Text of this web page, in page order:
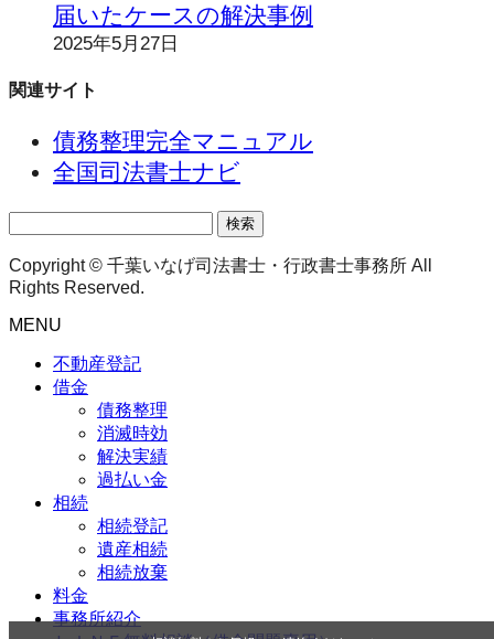
届いたケースの解決事例
2025年5月27日
関連サイト
債務整理完全マニュアル
全国司法書士ナビ
Copyright © 千葉いなげ司法書士・行政書士事務所 All
Rights Reserved.
MENU
不動産登記
借金
債務整理
消滅時効
解決実績
過払い金
相続
相続登記
遺産相続
相続放棄
料金
事務所紹介